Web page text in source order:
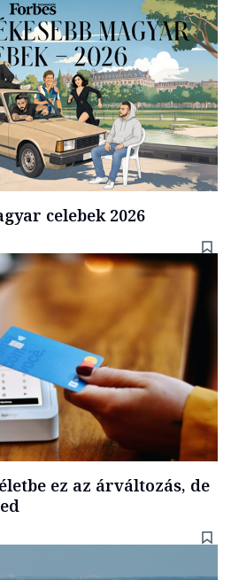
celebek 2026
ez az árváltozás, de